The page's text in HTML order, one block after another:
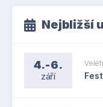
Nejbližší
4.-6.
září